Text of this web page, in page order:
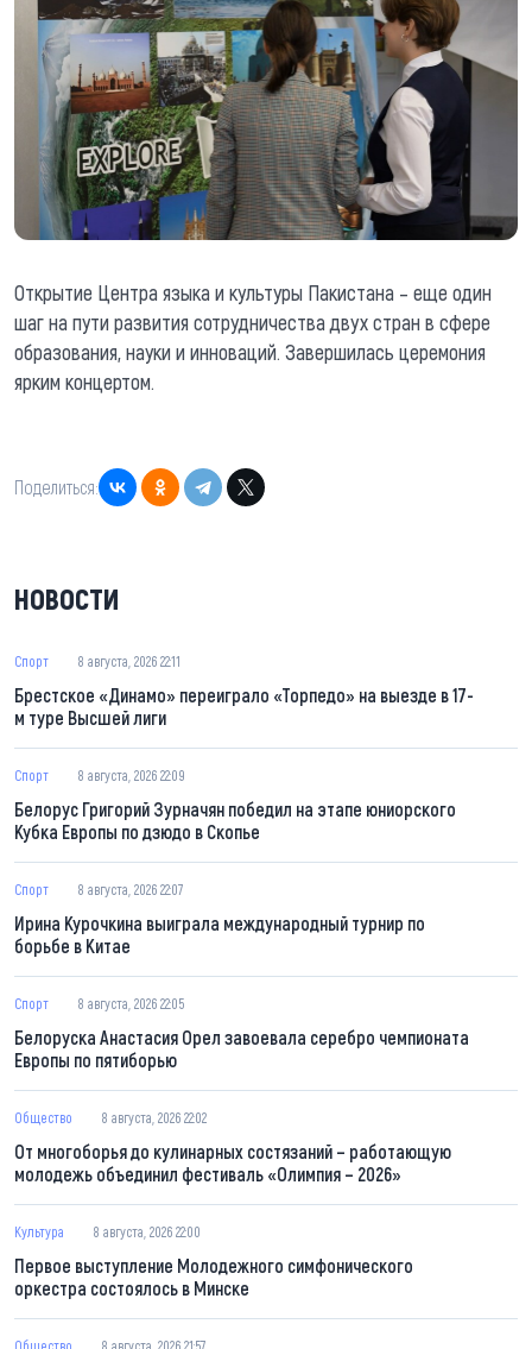
Открытие Центра языка и культуры Пакистана – еще один
шаг на пути развития сотрудничества двух стран в сфере
образования, науки и инноваций. Завершилась церемония
ярким концертом.
Поделиться:
НОВОСТИ
Спорт 8 августа, 2026 22:11
Брестское «Динамо» переиграло «Торпедо» на выезде в 17-
м туре Высшей лиги
Спорт 8 августа, 2026 22:09
Белорус Григорий Зурначян победил на этапе юниорского
Кубка Европы по дзюдо в Скопье
Спорт 8 августа, 2026 22:07
Ирина Курочкина выиграла международный турнир по
борьбе в Китае
Спорт 8 августа, 2026 22:05
Белоруска Анастасия Орел завоевала серебро чемпионата
Европы по пятиборью
Общество 8 августа, 2026 22:02
От многоборья до кулинарных состязаний – работающую
молодежь объединил фестиваль «Олимпия – 2026»
Культура 8 августа, 2026 22:00
Первое выступление Молодежного симфонического
оркестра состоялось в Минске
Общество 8 августа, 2026 21:57